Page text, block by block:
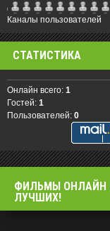
Каналы пользователей
СТАТИСТИКА
Онлайн всего: 1
Гостей: 1
Пользователей: 0
ФИЛЬМЫ OНЛАЙН
ЛУЧШИХ!